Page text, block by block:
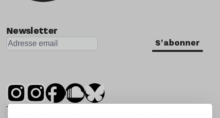
Newsletter
S'abonner
Tsugi est un mensuel indépendant sur la